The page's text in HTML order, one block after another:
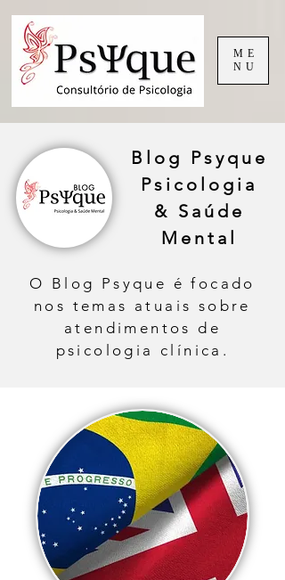
ME
NU
Blog Psyque
Psicologia
& Saúde
Mental
O Blog Psyque é focado
nos temas atuais sobre
atendimentos de
psicologia clínica.